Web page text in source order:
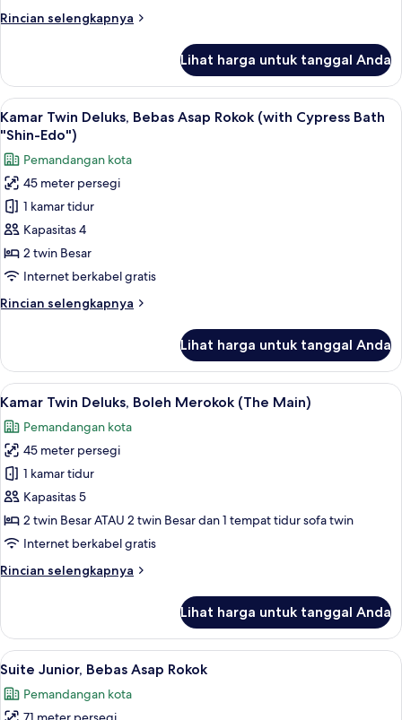
(with
"Shin-
Edo")
Rincian selengkapnya
Rincian
Kamar
Double
Deluks,
Bebas
Rokok
(with
Cypress
Bath
"Shin-
Lihat harga untuk tanggal Anda
Lihat
semua
foto
untuk
Kamar
Twin
Deluks,
Bebas
Asap
(with
"Shin-
Edo")
Kamar Twin Deluks, Bebas Asap
16
Kamar Twin Deluks, Bebas Asap Rokok (with Cypress Bath
"Shin-Edo")
Pemandangan kota
45 meter persegi
1 kamar tidur
Kapasitas 4
2 twin Besar
Internet berkabel gratis
Rincian selengkapnya
Rincian
Kamar
Twin
Deluks,
Asap
Rokok
(with
Cypress
Bath
"Shin-
Edo")
Lihat harga untuk tanggal Anda
Lihat
semua
foto
untuk
Kamar
Twin
Deluks,
Boleh
(The
Kamar Twin Deluks, Boleh Merokok
3
Kamar Twin Deluks, Boleh Merokok (The Main)
Pemandangan kota
45 meter persegi
1 kamar tidur
Kapasitas 5
2 twin Besar ATAU 2 twin Besar dan 1 tempat tidur sofa twin
Internet berkabel gratis
Rincian selengkapnya
Rincian
Kamar
Twin
Deluks,
Merokok
(The
Lihat harga untuk tanggal Anda
Lihat
semua
foto
Suite Junior, Bebas Asap Rokok |
3
Suite Junior, Bebas Asap Rokok
Pemandangan kota